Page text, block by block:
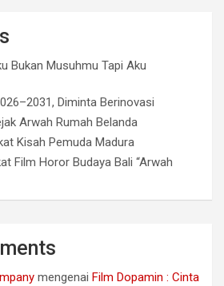
Bukan Musuhmu Tapi Aku
Diminta Berinovasi
Arwah Rumah Belanda
Kisah Pemuda Madura
Film Horor Budaya Bali “Arwah
mengenai Film Dopamin : Cinta